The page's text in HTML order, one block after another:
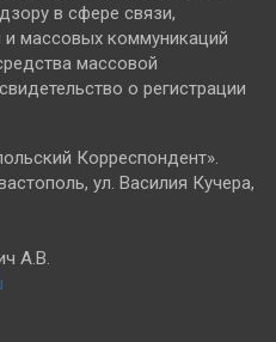
в сфере связи,
массовых коммуникаций
массовой
о регистрации
Корреспондент».
ул. Василия Кучера,
А.В.